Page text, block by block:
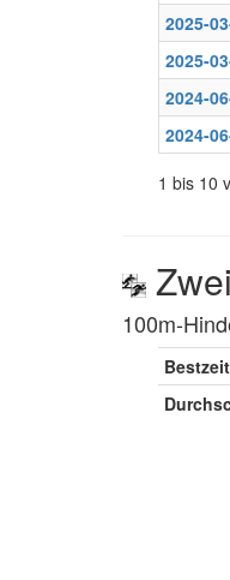
2025-
2025-
2024-
2024-
1 bis 10
100m-
Bestzeit